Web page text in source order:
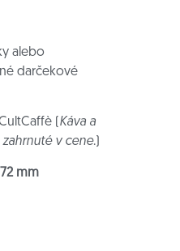
alebo
darčekové
(Káva a
zahrnuté v cene.)
mm